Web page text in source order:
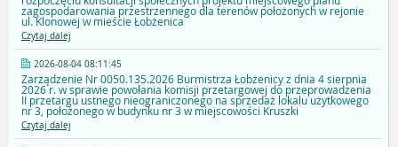
zagospodarowania przestrzennego dla terenów położonych w rejonie
ul. Klonowej w mieście Łobżenica
Czytaj dalej
2026-08-04 08:11:45
Zarządzenie Nr 0050.135.2026 Burmistrza Łobżenicy z dnia 4 sierpnia
2026 r. w sprawie powołania komisji przetargowej do przeprowadzenia
II przetargu ustnego nieograniczonego na sprzedaż lokalu użytkowego
nr 3, położonego w budynku nr 3 w miejscowości Kruszki
Czytaj dalej